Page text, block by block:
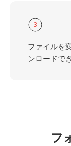
3
ファイルを
ンロードで
フ